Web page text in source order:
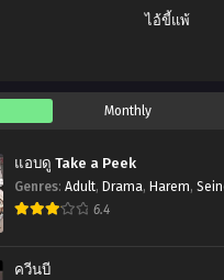
ไอ้ขี้แพ้
Monthly
แอบดู Take a Peek
Genres: Adult, Drama, Harem,
6.4
ควีนบี